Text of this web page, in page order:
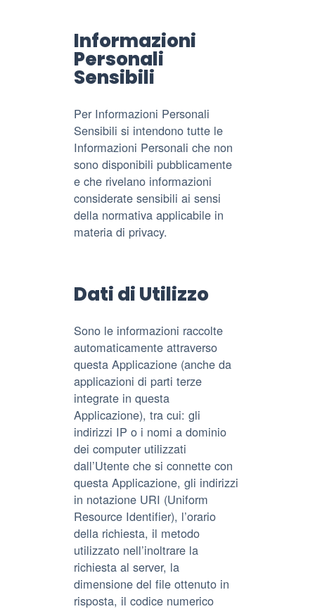
Informazioni
Personali
Sensibili
Per Informazioni Personali
Sensibili si intendono tutte le
Informazioni Personali che non
sono disponibili pubblicamente
e che rivelano informazioni
considerate sensibili ai sensi
della normativa applicabile in
materia di privacy.
Dati di Utilizzo
Sono le informazioni raccolte
automaticamente attraverso
questa Applicazione (anche da
applicazioni di parti terze
integrate in questa
Applicazione), tra cui: gli
indirizzi IP o i nomi a dominio
dei computer utilizzati
dall’Utente che si connette con
questa Applicazione, gli indirizzi
in notazione URI (Uniform
Resource Identifier), l’orario
della richiesta, il metodo
utilizzato nell’inoltrare la
richiesta al server, la
dimensione del file ottenuto in
risposta, il codice numerico